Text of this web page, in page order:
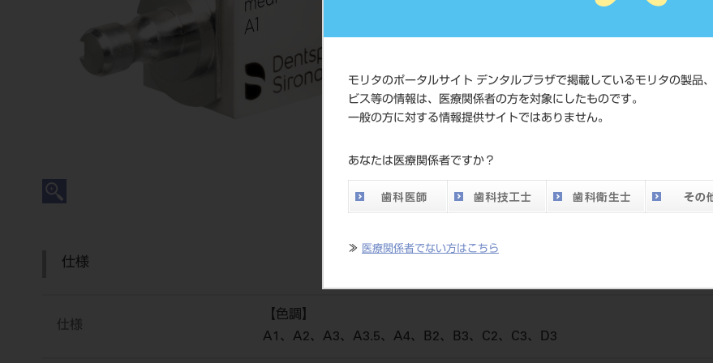
モリタのポータルサイト デンタルプラザで掲載しているモリタの製品
ビス等の情報は、医療関係者の方を対象にしたものです。
一般の方に対する情報提供サイトではありません。
あなたは医療関係者ですか？
≫ 医療関係者でない方はこちら
標準価格
ネット会
メーカー デンツプ
仕様
仕様
【色調】
A1、A2、A3、A3.5、A4、B2、B3、C2、C3、D3